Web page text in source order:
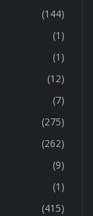
(144)
(1)
(1)
(12)
(7)
(275)
(262)
(9)
(1)
(415)